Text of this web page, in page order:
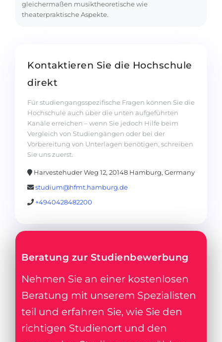
gleichermaßen musiktheoretische wie
theaterpraktische Aspekte.
Kontaktieren Sie die Hochschule
direkt
Für studiengangsspezifische Fragen können Sie die
Hochschule auch über die unten aufgeführten
Kanäle erreichen – wenn Sie jedoch Hilfe beim
Vergleich von Studiengängen oder bei der
Vorbereitung von Unterlagen benötigen, schreiben
Sie uns zuerst.
Harvestehuder Weg 12, 20148 Hamburg, Germany
studium@hfmt.hamburg.de
+4940428482200
Beratung zur Studienbewerbung
Nehmen Sie an einer kostenlosen
Beratung mit unserem Spezialisten
teil und erfahren Sie, wie Sie den
richtigen Studienort und den